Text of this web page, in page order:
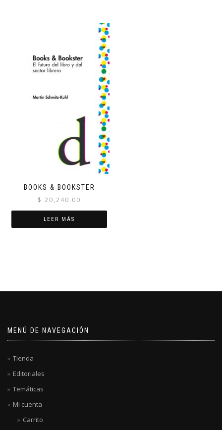
BOOKS & BOOKSTER
$ 20,240.00
LEER MÁS
MENÚ DE NAVEGACIÓN
Tienda
Editoriales
Temáticas
Mi cuenta
Carrito